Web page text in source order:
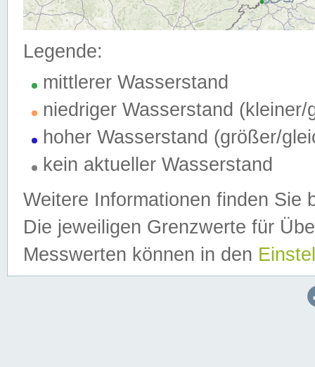
Legende:
mittlerer Wasserstand
niedriger Wasserstand (kleiner/
hoher Wasserstand (größer/
kein aktueller Wasserstand
Weitere Informationen finden Sie
Die jeweiligen Grenzwerte für
Messwerten können in den